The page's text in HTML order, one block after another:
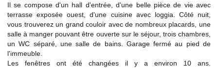
Actualités
F.A.Q
Mon compte
Il se compose d'un hall d'entrée, d'une belle pièce de vie avec
terrasse exposée ouest, d'une cuisine avec loggia. Côté nuit,
vous trouverez un grand couloir avec de nombreux placards, une
salle à manger pouvant être ouverte sur le séjour, trois chambres,
un WC séparé, une salle de bains. Garage fermé au pied de
l'immeuble.
Les fenêtres ont été changées il y a environ 10 ans.